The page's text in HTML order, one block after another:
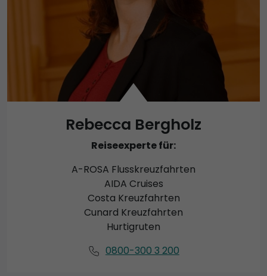
Rebecca Bergholz
Reiseexperte für:
A-ROSA Flusskreuzfahrten
AIDA Cruises
Costa Kreuzfahrten
Cunard Kreuzfahrten
Hurtigruten
0800-300 3 200